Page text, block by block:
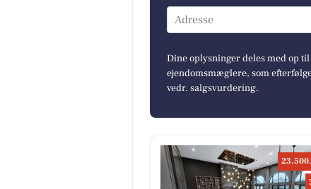
Adresse
Dine oplysninger deles med op
ejendomsmæglere, som
vedr. salgsvurdering.